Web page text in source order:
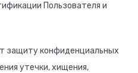
Пользователя и
защиту конфиденциальных
утечки, хищения,